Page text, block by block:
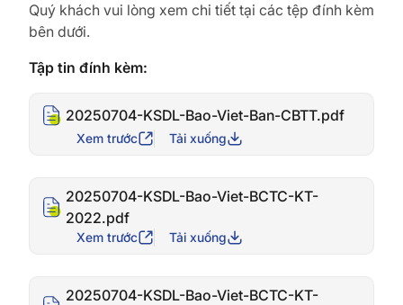
Quý khách vui lòng xem chi tiết tại các tệp đính kèm
bên dưới.
Tập tin đính kèm:
20250704-KSDL-Bao-Viet-Ban-CBTT.pdf
Xem trước Tải xuống
20250704-KSDL-Bao-Viet-BCTC-KT-
2022.pdf
Xem trước Tải xuống
20250704-KSDL-Bao-Viet-BCTC-KT-